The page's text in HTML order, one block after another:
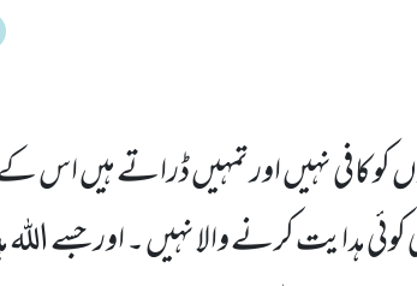
کو کافی نہیں اور تمہیں ڈراتے ہیں اس
ہدایت کرنے والا نہیں ۔ اور جسے